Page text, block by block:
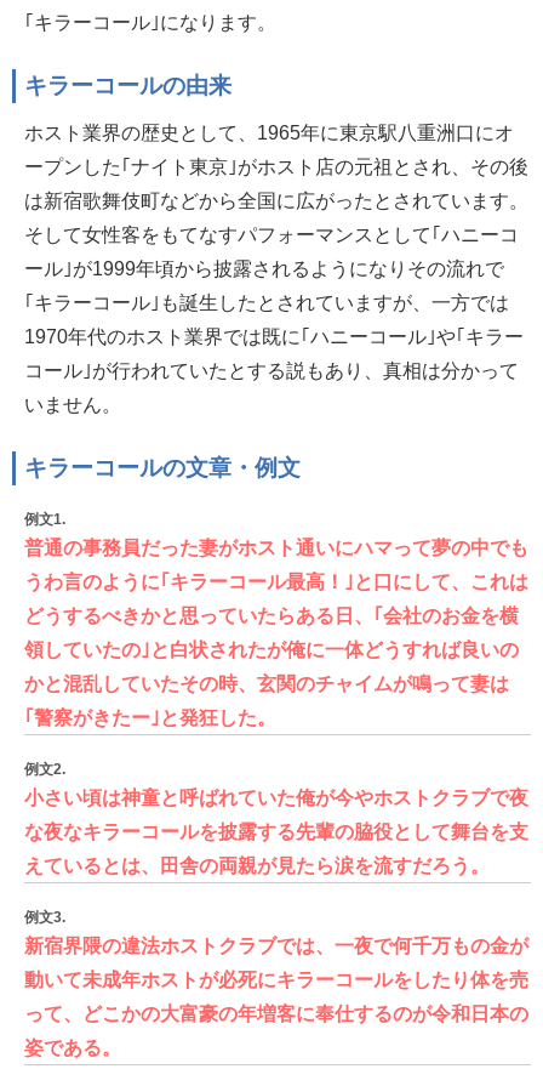
｢キラーコール｣になります。
キラーコールの由来
ホスト業界の歴史として、1965年に東京駅八重洲口にオ
ープンした｢ナイト東京｣がホスト店の元祖とされ、その後
は新宿歌舞伎町などから全国に広がったとされています。
そして女性客をもてなすパフォーマンスとして｢ハニーコ
ール｣が1999年頃から披露されるようになりその流れで
｢キラーコール｣も誕生したとされていますが、一方では
1970年代のホスト業界では既に｢ハニーコール｣や｢キラー
コール｣が行われていたとする説もあり、真相は分かって
いません。
キラーコールの文章・例文
例文1.
普通の事務員だった妻がホスト通いにハマって夢の中でも
うわ言のように｢キラーコール最高！｣と口にして、これは
どうするべきかと思っていたらある日、｢会社のお金を横
領していたの｣と白状されたが俺に一体どうすれば良いの
かと混乱していたその時、玄関のチャイムが鳴って妻は
｢警察がきたー｣と発狂した。
例文2.
小さい頃は神童と呼ばれていた俺が今やホストクラブで夜
な夜なキラーコールを披露する先輩の脇役として舞台を支
えているとは、田舎の両親が見たら涙を流すだろう。
例文3.
新宿界隈の違法ホストクラブでは、一夜で何千万もの金が
動いて未成年ホストが必死にキラーコールをしたり体を売
って、どこかの大富豪の年増客に奉仕するのが令和日本の
姿である。